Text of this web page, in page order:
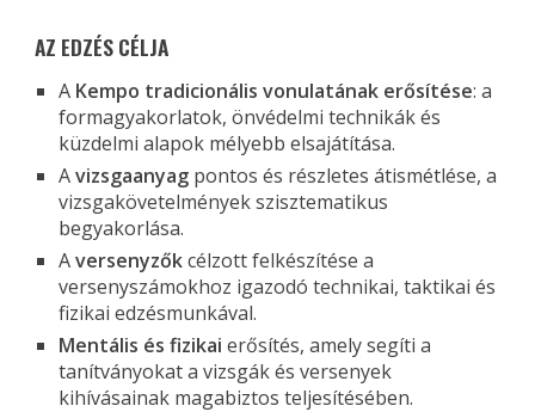
AZ EDZÉS CÉLJA
A Kempo tradicionális vonulatának erősítése: a
formagyakorlatok, önvédelmi technikák és
küzdelmi alapok mélyebb elsajátítása.
Avizsgaanyag pontos és részletes átismétlése, a
vizsgakövetelmények szisztematikus
begyakorlása.
Aversenyzőkcélzott felkészítése a
versenyszámokhoz igazodó technikai, taktikai és
fizikai edzésmunkával.
Mentális és fizikai erősítés, amely segíti a
tanítványokat a vizsgák és versenyek
kihívásainak magabiztos teljesítésében.